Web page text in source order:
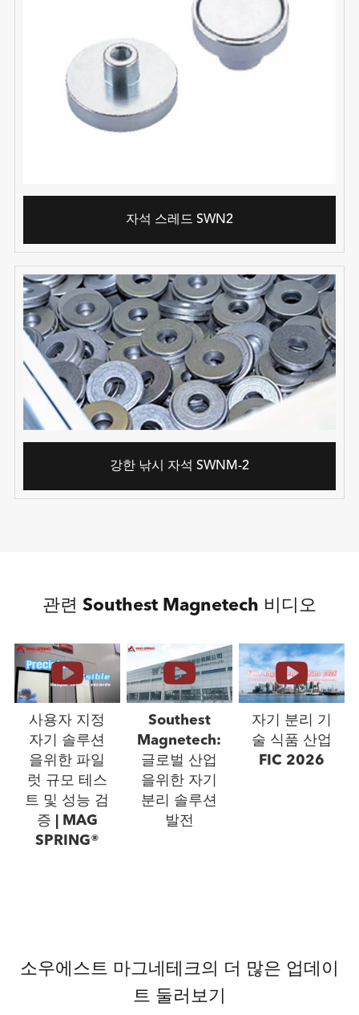
자석 스레드 SWN2
강한 낚시 자석 SWNM-2
관련 Southest Magnetech 비디오
사용자 지정
자기 솔루션
을위한 파일
럿 규모 테스
트 및 성능 검
증 | MAG
SPRING®
Southest
Magnetech:
글로벌 산업
을위한 자기
분리 솔루션
발전
자기 분리 기
술 식품 산업
FIC 2026
소우에스트 마그네테크의 더 많은 업데이
트 둘러보기